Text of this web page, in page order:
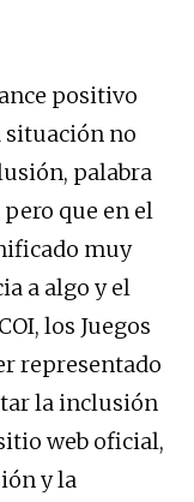
positivo
situación no
palabra
que en el
muy
a algo y el
los Juegos
representado
la inclusión
web oficial,
y la